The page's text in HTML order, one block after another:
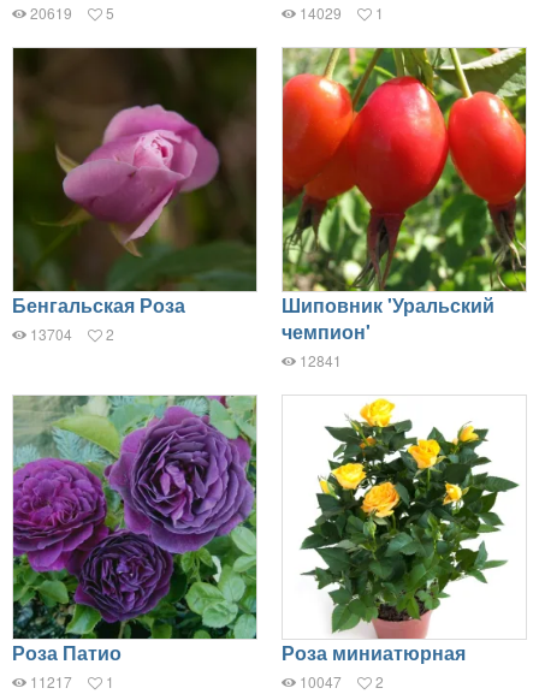
20619 5 14029 1
Бенгальская Роза
13704 2
Шиповник 'Уральский
чемпион'
12841
Роза Патио
11217 1
Роза миниатюрная
10047 2